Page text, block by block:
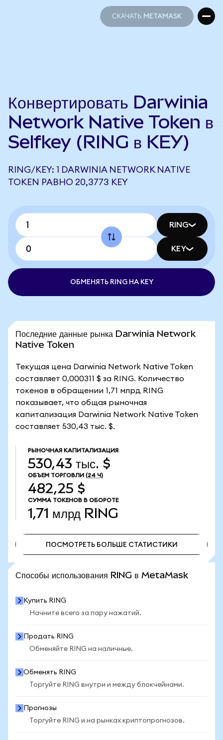
СКАЧАТЬ METAMASK
Конвертировать Darwinia
Network Native Token в
Selfkey (RING в KEY)
RING/KEY: 1 DARWINIA NETWORK NATIVE
TOKEN РАВНО 20,3773 KEY
RING
KEY
ОБМЕНЯТЬ RING НА KEY
Последние данные рынка Darwinia Network
Native Token
Текущая цена Darwinia Network Native Token
составляет 0,000311 $ за RING. Количество
токенов в обращении 1,71 млрд RING
показывает, что общая рыночная
капитализация Darwinia Network Native Token
составляет 530,43 тыс. $.
РЫНОЧНАЯ КАПИТАЛИЗАЦИЯ
530,43 тыс. $
ОБЪЕМ ТОРГОВЛИ (24 Ч)
482,25 $
СУММА ТОКЕНОВ В ОБОРОТЕ
1,71 млрд RING
ПОСМОТРЕТЬ БОЛЬШЕ СТАТИСТИКИ
Способы использования RING в MetaMask
Купить RING
Начните всего за пару нажатий.
Продать RING
Обменяйте RING на наличные.
Обменять RING
Торгуйте RING внутри и между блокчейнами.
Прогнозы
Торгуйте RING и на рынках криптопрогнозов.